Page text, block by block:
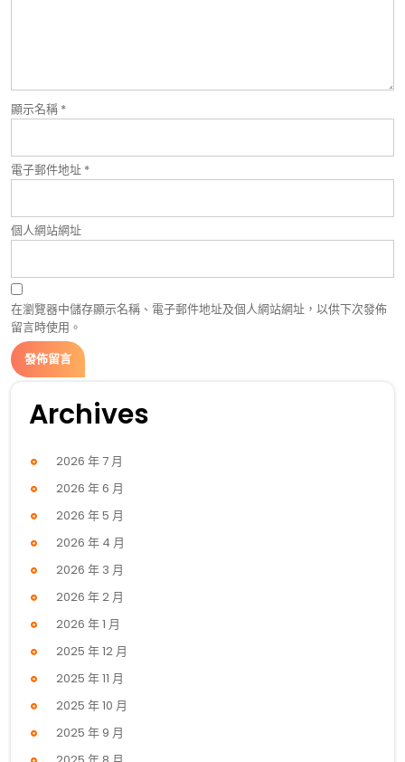
顯示名稱 *
電子郵件地址 *
個人網站網址
在瀏覽器中儲存顯示名稱、電子郵件地址及個人網站網址，以供下次發佈
留言時使用。
Archives
2026 年 7 月
2026 年 6 月
2026 年 5 月
2026 年 4 月
2026 年 3 月
2026 年 2 月
2026 年 1 月
2025 年 12 月
2025 年 11 月
2025 年 10 月
2025 年 9 月